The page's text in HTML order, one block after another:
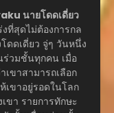
นายโดดเดี่ยว
ที่สุดไม่ต้องการกล
ดดเดี่ยว จู่ๆ วันหนึ่ง
ร่วมชั้นทุกคน เมื่อ
เขาสามารถเลือก
เขาอยู่รอดในโลก
ขา รายการทักษะ